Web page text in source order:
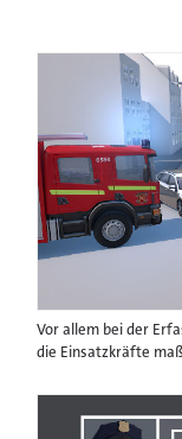
Vor allem bei der
die Einsatzkräfte